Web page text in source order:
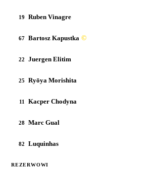
19 Ruben Vinagre
67 Bartosz Kapustka ©
22 Juergen Elitim
25 Ryōya Morishita
11 Kacper Chodyna
28 Marc Gual
82 Luquinhas
REZERWOWI